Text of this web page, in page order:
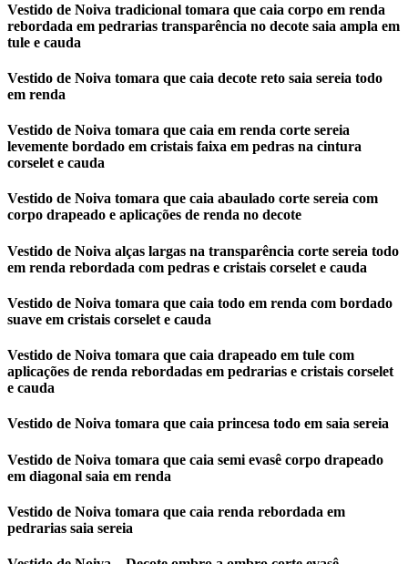
Vestido de Noiva tradicional tomara que caia corpo em renda
rebordada em pedrarias transparência no decote saia ampla em
tule e cauda
Vestido de Noiva tomara que caia decote reto saia sereia todo
em renda
Vestido de Noiva tomara que caia em renda corte sereia
levemente bordado em cristais faixa em pedras na cintura
corselet e cauda
Vestido de Noiva tomara que caia abaulado corte sereia com
corpo drapeado e aplicações de renda no decote
Vestido de Noiva alças largas na transparência corte sereia todo
em renda rebordada com pedras e cristais corselet e cauda
Vestido de Noiva tomara que caia todo em renda com bordado
suave em cristais corselet e cauda
Vestido de Noiva tomara que caia drapeado em tule com
aplicações de renda rebordadas em pedrarias e cristais corselet
e cauda
Vestido de Noiva tomara que caia princesa todo em saia sereia
Vestido de Noiva tomara que caia semi evasê corpo drapeado
em diagonal saia em renda
Vestido de Noiva tomara que caia renda rebordada em
pedrarias saia sereia